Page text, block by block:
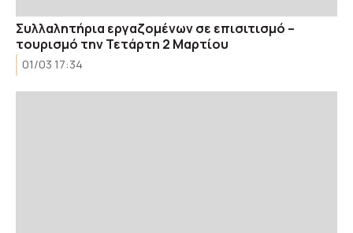
Συλλαλητήρια εργαζομένων σε επισιτισμό –
τουρισμό την Τετάρτη 2 Μαρτίου
01/03 17:34